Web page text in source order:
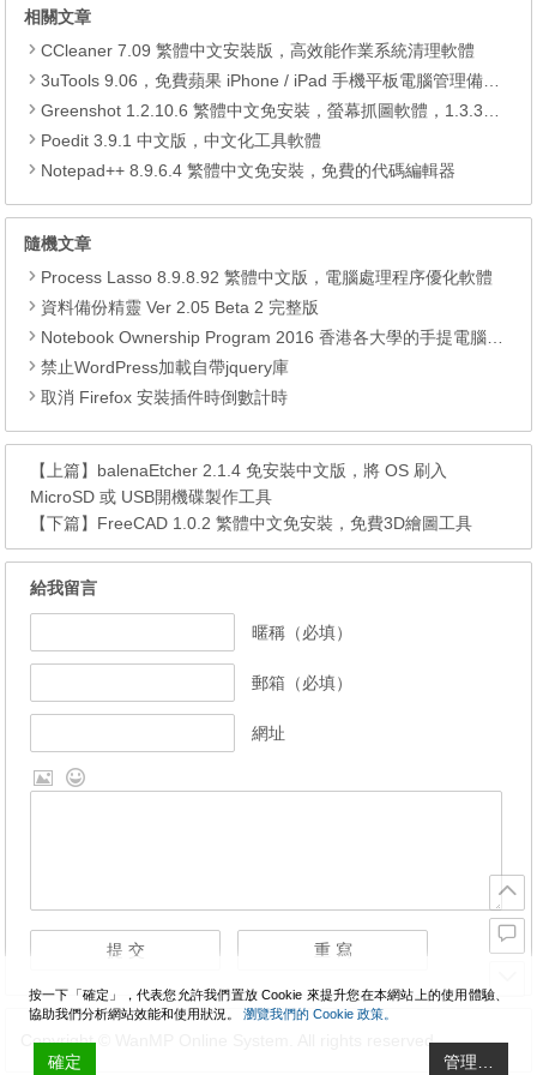
相關文章
CCleaner 7.09 繁體中文安裝版，高效能作業系統清理軟體
3uTools 9.06，免費蘋果 iPhone / iPad 手機平板電腦管理備份還原軟體
Greenshot 1.2.10.6 繁體中文免安裝，螢幕抓圖軟體，1.3.315 安裝版
Poedit 3.9.1 中文版，中文化工具軟體
Notepad++ 8.9.6.4 繁體中文免安裝，免費的代碼編輯器
隨機文章
Process Lasso 8.9.8.92 繁體中文版，電腦處理程序優化軟體
資料備份精靈 Ver 2.05 Beta 2 完整版
Notebook Ownership Program 2016 香港各大學的手提電腦優惠
禁止WordPress加載自帶jquery庫
取消 Firefox 安裝插件時倒數計時
【上篇】 balenaEtcher 2.1.4 免安裝中文版，將 OS 刷入
MicroSD 或 USB開機碟製作工具
【下篇】 FreeCAD 1.0.2 繁體中文免安裝，免費3D繪圖工具
給我留言
暱稱（必填）
郵箱（必填）
網址
Copyright © WanMP Online System. All rights reserved.
按一下「確定」，代表您允許我們置放 Cookie 來提升您在本網站上的使用體驗、
協助我們分析網站效能和使用狀況。 瀏覽我們的 Cookie 政策。
確定 管理…